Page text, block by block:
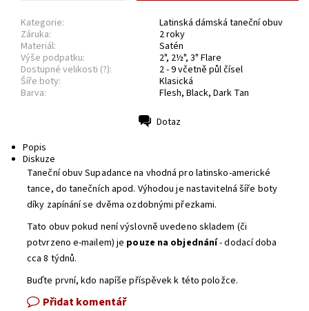
Kategorie:
Latinská dámská taneční obuv
Záruka:
2 roky
Materiál:
Satén
Výše podpatku:
2", 2½", 3" Flare
Dostupné velikosti (?):
2 - 9 včetně půl čísel
Šíře boty:
Klasická
Barva:
Flesh, Black, Dark Tan
Dotaz
Popis
Diskuze
Taneční obuv Supadance na vhodná pro latinsko-americké
tance, do tanečních apod. Výhodou je nastavitelná šíře boty
díky zapínání se dvěma ozdobnými přezkami.
Tato obuv pokud není výslovně uvedeno skladem (či
potvrzeno e-mailem) je pouze na objednání- dodací doba
cca 8 týdnů.
Buďte první, kdo napíše příspěvek k této položce.
Přidat komentář